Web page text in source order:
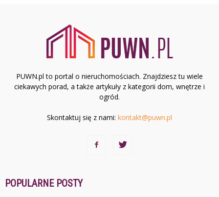
PUWN.pl to portal o nieruchomościach. Znajdziesz tu wiele
ciekawych porad, a także artykuły z kategorii dom, wnętrze i
ogród.
Skontaktuj się z nami: kontakt@puwn.pl
POPULARNE POSTY